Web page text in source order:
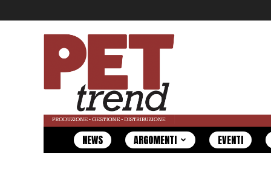
Pet
Trend
NEWS ARGOMENTI EVENTI